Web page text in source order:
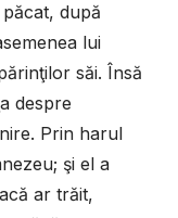
după
lui
săi. Însă
despre
Prin harul
şi el a
ar trăit,